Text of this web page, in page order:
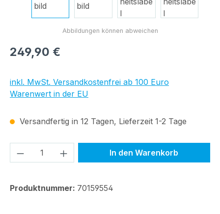
Regulärer Preis:
249,90 €
inkl. MwSt. Versandkostenfrei ab 100 Euro
Warenwert in der EU
Versandfertig in 12 Tagen, Lieferzeit 1-2 Tage
Produkt Anzahl: Gib denIn den Warenkorb
Produktnummer: 70159554